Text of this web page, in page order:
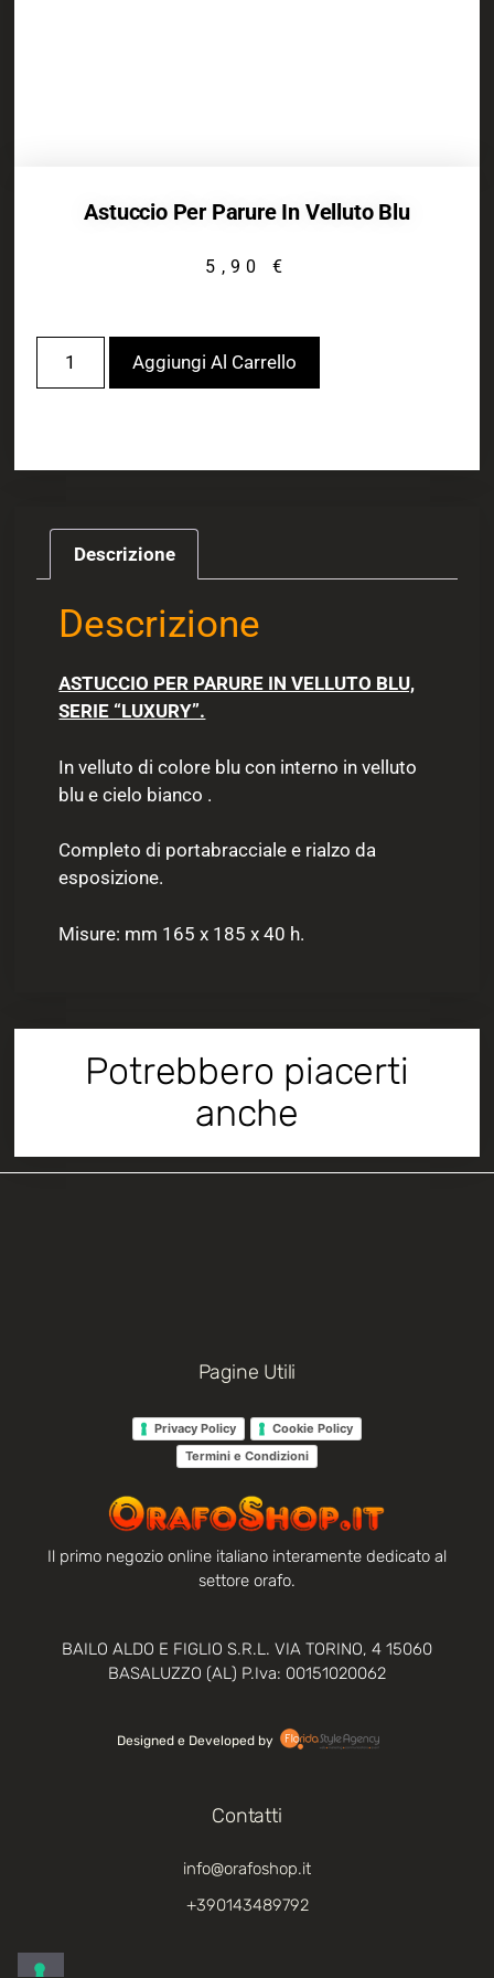
Astuccio Per Parure In Velluto Blu
5,90€
Aggiungi Al Carrello
Descrizione
Descrizione
ASTUCCIO PER PARURE IN VELLUTO BLU,
SERIE “LUXURY”.
In velluto di colore blu con interno in velluto
blu e cielo bianco .
Completo di portabracciale e rialzo da
esposizione.
Misure: mm 165 x 185 x 40 h.
Potrebbero piacerti
anche
Pagine Utili
Privacy Policy
Cookie Policy
Termini e Condizioni
Il primo negozio online italiano interamente dedicato al
settore orafo.
BAILO ALDO E FIGLIO S.R.L. VIA TORINO, 4 15060
BASALUZZO (AL) P.Iva: 00151020062
Contatti
info@orafoshop.it
+390143489792